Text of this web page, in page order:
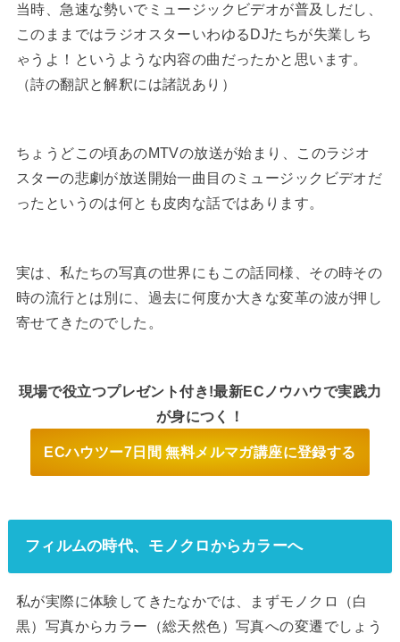
当時、急速な勢いでミュージックビデオが普及しだし、
このままではラジオスターいわゆるDJたちが失業しち
ゃうよ！というような内容の曲だったかと思います。
（詩の翻訳と解釈には諸説あり）
ちょうどこの頃あのMTVの放送が始まり、このラジオ
スターの悲劇が放送開始一曲目のミュージックビデオだ
ったというのは何とも皮肉な話ではあります。
実は、私たちの写真の世界にもこの話同様、その時その
時の流行とは別に、過去に何度か大きな変革の波が押し
寄せてきたのでした。
現場で役立つプレゼント付き!最新ECノウハウで実践力
が身につく！
ECハウツー7日間 無料メルマガ講座に登録する
フィルムの時代、モノクロからカラーへ
私が実際に体験してきたなかでは、まずモノクロ（白
黒）写真からカラー（総天然色）写真への変遷でしょう